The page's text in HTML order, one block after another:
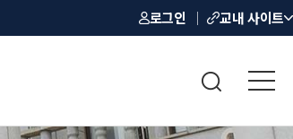
로그인 교내 사이트